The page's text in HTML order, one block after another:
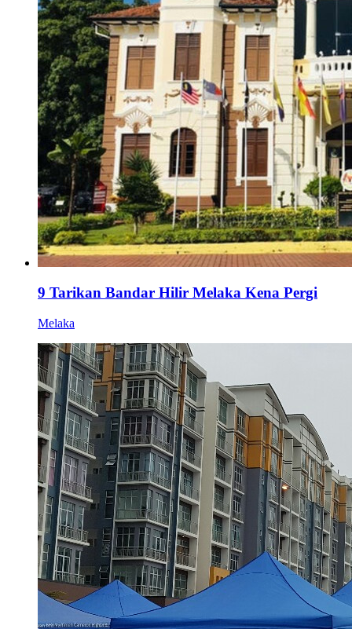
9 Tarikan Bandar Hilir Melaka Kena Pergi
Melaka